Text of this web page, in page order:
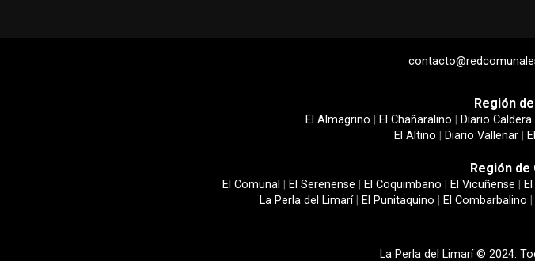
Región
El Almagrino El Chañaralino Diario Caldera
El Altino
Diario Vallenar
Región de
El Comunal El Serenense El Coquimbano El Vicuñense
La Perla del Limarí| El Punitaquino El Combarbalino
La Perla del Limarí © 2024.